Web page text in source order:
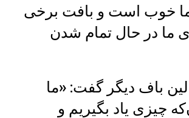
ما خوب است و بافت برخی
ما در حال تمام شدن
باف دیگر گفت: «ما
چیزی یاد بگیریم و